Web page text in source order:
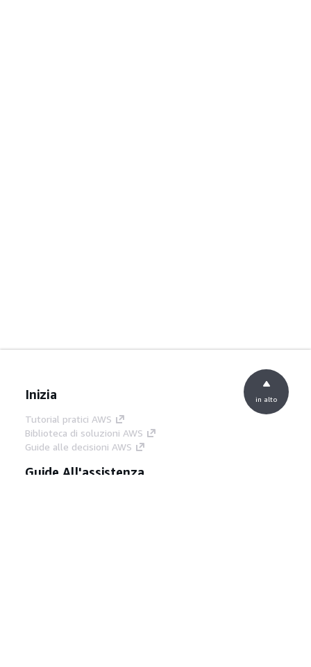
Inizia
Tutorial pratici AWS
Biblioteca di soluzioni AWS
Guide alle decisioni AWS
Guide All'assistenza
in alto